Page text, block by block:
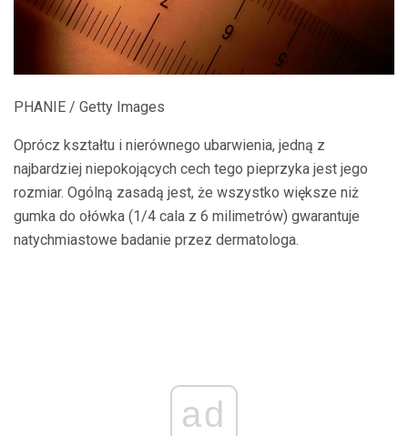
PHANIE / Getty Images
Oprócz kształtu i nierównego ubarwienia, jedną z
najbardziej niepokojących cech tego pieprzyka jest jego
rozmiar. Ogólną zasadą jest, że wszystko większe niż
gumka do ołówka (1/4 cala z 6 milimetrów) gwarantuje
natychmiastowe badanie przez dermatologa.
ad